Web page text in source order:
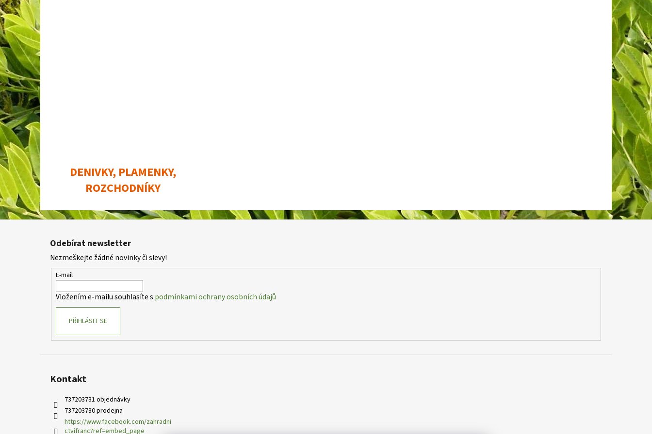
DENIVKY, PLAMENKY,
ROZCHODNÍKY
Z
Odebírat newsletter
Nezmeškejte žádné novinky či slevy!
E-mail
Vložením e-mailu souhlasíte s podmínkami ochrany osobních údajů
PŘIHLÁSIT SE
Kontakt
737203731 objednávky
737203730 prodejna
https://www.facebook.com/zahradni
ctvifranc?ref=embed_page